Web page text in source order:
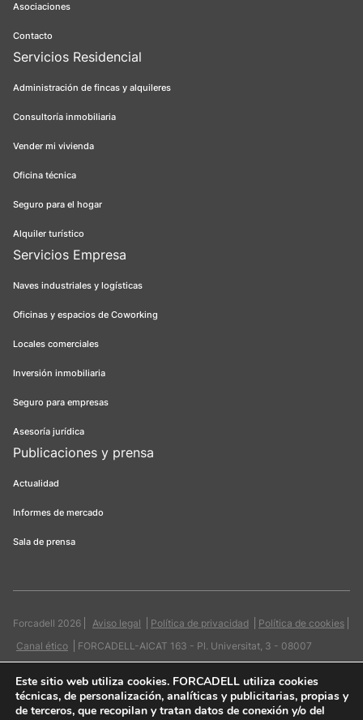
Asociaciones
Contacto
Servicios Residencial
Administración de fincas y alquileres
Consultoría inmobiliaria
Vender mi vivienda
Oficina técnica
Seguro para el hogar
Alquiler turístico
Servicios Empresa
Naves industriales y logísticas
Oficinas y espacios de Coworking
Locales comerciales
Inversión inmobiliaria
Seguro para empresas
Asesoría jurídica
Publicaciones y prensa
Actualidad
Informes de mercado
Sala de prensa
Forcadell 2026 Aviso legal Política de privacidad
Política de cookies
Canal ético
FORCADELL-AICAT 163 - Pl. Universitat, 3 - 08007
Este sitio web utiliza cookies. FORCADELL utiliza cookies
técnicas, de personalización, analíticas y publicitarias, propias y
de terceros, que recopilan y tratan datos de conexión y/o del